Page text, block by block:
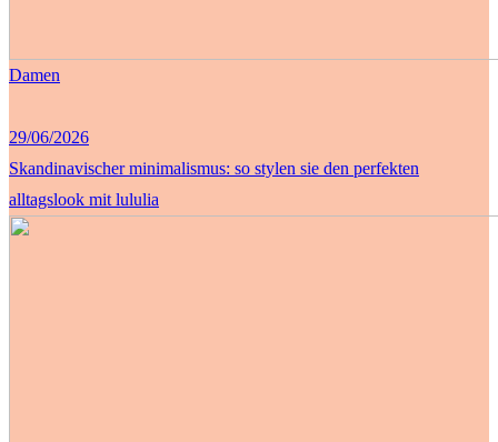
Damen
29/06/2026
Skandinavischer minimalismus: so stylen sie den perfekten
alltagslook mit lululia